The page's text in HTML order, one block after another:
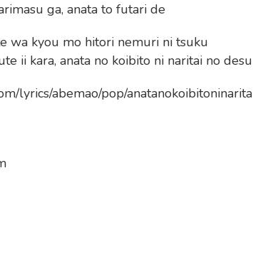
ga, anata to futari de
wa kyou mo hitori nemuri ni tsuku
ii kara, anata no koibito ni naritai no desu
lyrics/abemao/pop/